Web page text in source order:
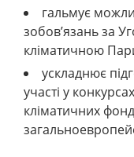
гальмує
зобов’язань за
кліматичною
ускладнює
участі у
кліматичних